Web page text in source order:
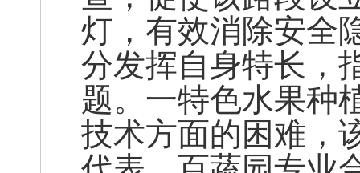
灯，有效消除安全
分发挥自身特长，
题。一特色水果种
技术方面的困难，